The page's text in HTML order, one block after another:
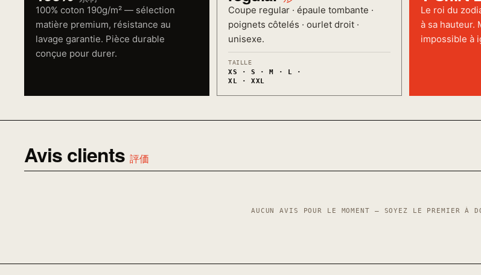
100% coton 190g/m² — sélection
matière premium, résistance au
lavage garantie. Pièce durable
conçue pour durer.
Coupe regular · épaule tombante ·
poignets côtelés · ourlet droit ·
unisexe.
TAILLE
XS · S · M · L ·
XL · XXL
Le roi du
à sa hauteur.
impossible à
Avis clients 評価
AUCUN AVIS POUR LE MOMENT — SOYEZ LE PREMIER À